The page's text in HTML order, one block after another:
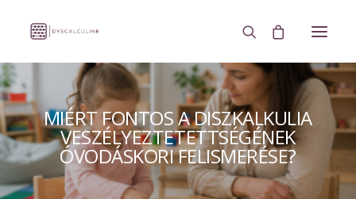
KEZDŐLAP
DISZKALKULIA TESZT
CSAPAT
HÍREK / CIKKEK
MIÉRT FONTOS A DISZKALKULIA
VESZÉLYEZTETETTSÉGÉNEK
ÓVODÁSKORI FELISMERÉSE?